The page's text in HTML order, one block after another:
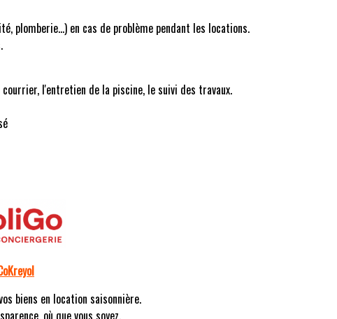
plomberie...) en cas de problème pendant les locations.
l'entretien de la piscine, le suivi des travaux.
biens en location saisonnière.
où que vous soyez.